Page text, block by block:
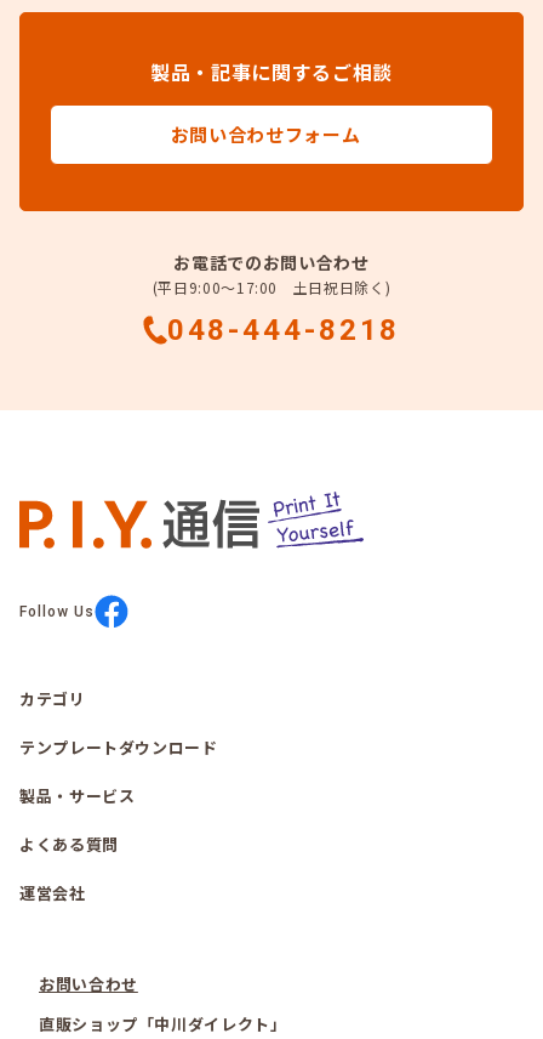
製品・記事に関するご相談
お問い合わせフォーム
お電話でのお問い合わせ
(平日9:00～17:00 土日祝日除く)
048-444-8218
Follow Us
カテゴリ
テンプレートダウンロード
製品・サービス
よくある質問
運営会社
お問い合わせ
直販ショップ「中川ダイレクト」